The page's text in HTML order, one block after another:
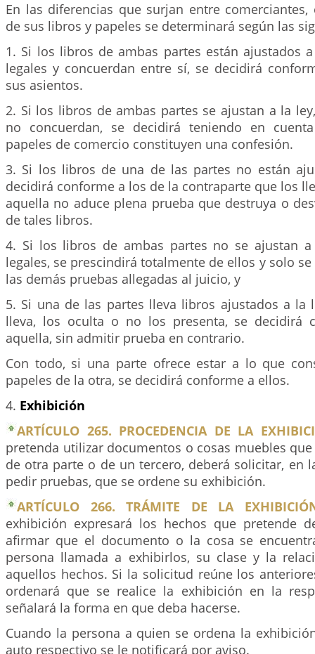
En las diferencias que surjan entre
de sus libros y papeles se determinará según las
1. Si los libros de ambas partes están ajustados
legales y concuerdan entre sí, se decidirá
sus asientos.
2. Si los libros de ambas partes se ajustan a la
no concuerdan, se decidirá teniendo en
papeles de comercio constituyen una confesión.
3. Si los libros de una de las partes no están
decidirá conforme a los de la contraparte que los
aquella no aduce plena prueba que destruya o
de tales libros.
4. Si los libros de ambas partes no se ajustan a
legales, se prescindirá totalmente de ellos y solo
las demás pruebas allegadas al juicio, y
5. Si una de las partes lleva libros ajustados a
lleva, los oculta o no los presenta, se decidirá
aquella, sin admitir prueba en contrario.
Con todo, si una parte ofrece estar a lo que
papeles de la otra, se decidirá conforme a ellos.
4. Exhibición
ARTÍCULO 265. PROCEDENCIA DE LA
pretenda utilizar documentos o cosas muebles
de otra parte o de un tercero, deberá solicitar, en
pedir pruebas, que se ordene su exhibición.
ARTÍCULO 266. TRÁMITE DE LA
exhibición expresará los hechos que pretende
afirmar que el documento o la cosa se
persona llamada a exhibirlos, su clase y la
aquellos hechos. Si la solicitud reúne los
ordenará que se realice la exhibición en la
señalará la forma en que deba hacerse.
Cuando la persona a quien se ordena la
auto respectivo se le notificará por aviso.